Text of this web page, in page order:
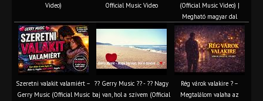
Video)
Official Music Video
(Official Music Video) |
Megható magyar dal
Szeretni valakit valamiért –
Gerry Music (Official Music
?? Gerry Music ?? - ?? Nagy
baj van, hol a szívem (Official
Rég várok valakire ? –
Megtalálom valaha az